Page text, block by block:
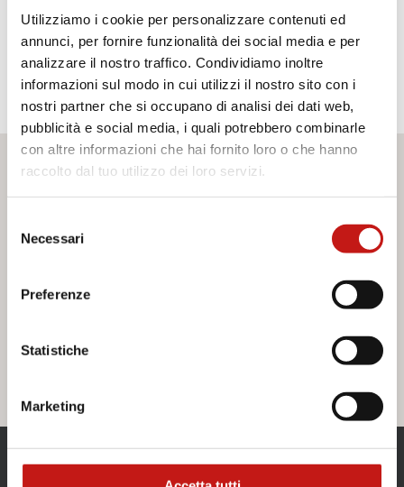
Utilizziamo i cookie per personalizzare contenuti ed
annunci, per fornire funzionalità dei social media e per
analizzare il nostro traffico. Condividiamo inoltre
informazioni sul modo in cui utilizzi il nostro sito con i
nostri partner che si occupano di analisi dei dati web,
pubblicità e social media, i quali potrebbero combinarle
con altre informazioni che hai fornito loro o che hanno
raccolto dal tuo utilizzo dei loro servizi.
delNecessari
Preferenze
Statistiche
Marketing
VS_85
Specchio oro
VS_87
Specchio fumè
Desideri maggiori informazioni?
informazioni sui nostri servizi, non esitare a contattarci. Il
saremo lieti di rispondere a tutte le tue domande.
CONTATTI